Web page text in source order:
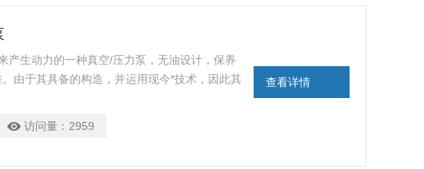
产生动力的一种真空/压力泵，无油设计，保养
由于其具备的构造，并运用现今*技术，因此其
访问量： 2959
查看详情